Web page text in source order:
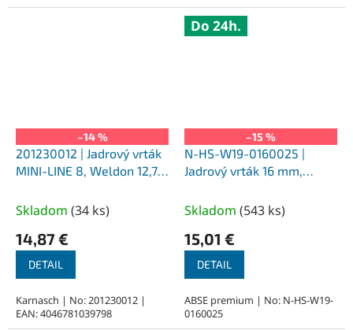
–14 %
201230012 | Jadrový vrták
MINI-LINE 8, Weldon 12,7,
Skladom (34 ks)
14,87 €
DETAIL
Karnasch | No: 201230012 |
EAN: 4046781039798
Do 24h.
–15 %
N-HS-W19-0160025 |
Jadrový vrták 16 mm,
upnutie Weldon 19
Skladom (543 ks)
15,01 €
DETAIL
ABSE premium | No: N-HS-W19-
0160025